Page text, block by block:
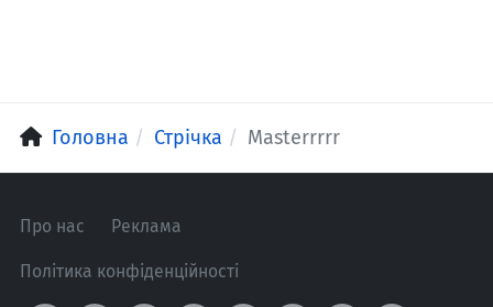
Головна Стрічка Masterrrrr
Про нас Реклама
Політика конфіденційності